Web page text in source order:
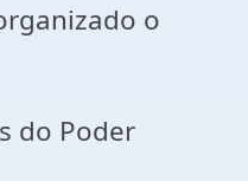
o
do Poder